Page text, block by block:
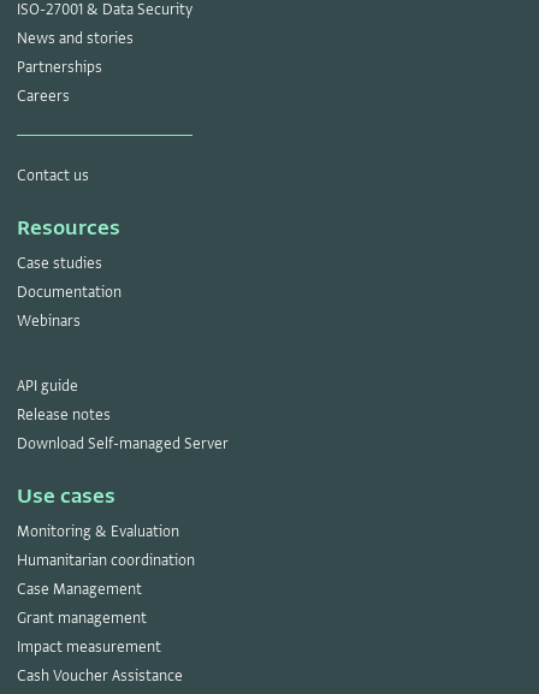
ISO-27001 & Data Security
News and stories
Partnerships
Careers
Contact us
Resources
Case studies
Documentation
Webinars
API guide
Release notes
Download Self-managed Server
Use cases
Monitoring & Evaluation
Humanitarian coordination
Case Management
Grant management
Impact measurement
Cash Voucher Assistance